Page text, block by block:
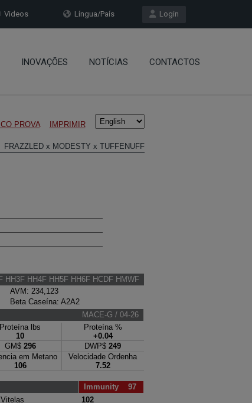
Login
Língua/País
Videos
INOVAÇÕES NOTÍCIAS CONTACTOS